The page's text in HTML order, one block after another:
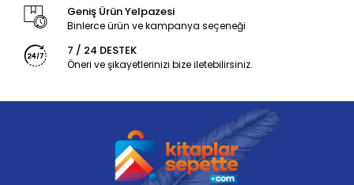
Geniş Ürün Yelpazesi
Binlerce ürün ve kampanya seçeneği
7 / 24 DESTEK
Öneri ve şikayetlerinizi bize iletebilirsiniz.